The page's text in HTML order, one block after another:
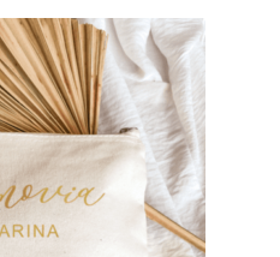
Las
opciones
se
pueden
elegir
en
la
página